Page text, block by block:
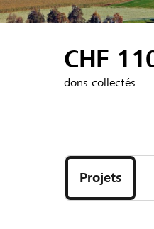
CHF
dons collectés
les
projets
et
Projets